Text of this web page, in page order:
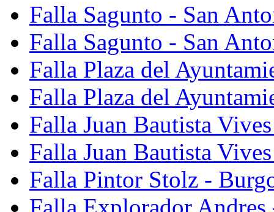
Falla Sagunto - San
Falla Sagunto - San
Falla Plaza del
Falla Plaza del
Falla Juan Bautista
Falla Juan Bautista
Falla Pintor Stolz -
Falla Explorador Andres